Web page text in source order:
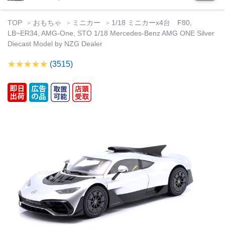
TOP おもちゃ ミニカー
1/18 ミニカーx4台 F80,
LB~ER34, AMG-One, STO 1/18 Mercedes-Benz AMG ONE Silver
Diecast Model by NZG Dealer
(3515)